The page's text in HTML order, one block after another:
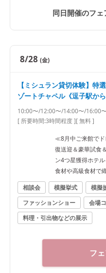
同日開催のフ
8/28 (金)
【ミシュラン貸切体験】特
ゾートチャペル《逗子駅か
10:00〜/12:00〜/14:00〜/16:00〜
[ 所要時間:3時間程度][ 無料 ]
≪8月中ご来館で
復送迎＆豪華試食
ン4つ星獲得ホテ
食材や高級食材で
の逗子駅往復タク
相談会 模擬挙式 模擬
ファッションショー
会場
料理・引出物などの展示
フ